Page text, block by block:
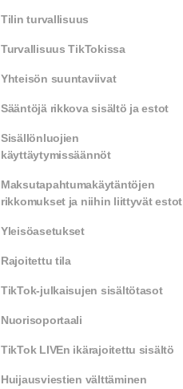
Tilin turvallisuus
Turvallisuus TikTokissa
Yhteisön suuntaviivat
Sääntöjä rikkova sisältö ja estot
Sisällönluojien
käyttäytymissäännöt
Maksutapahtumakäytäntöjen
rikkomukset ja niihin liittyvät estot
Yleisöasetukset
Rajoitettu tila
TikTok-julkaisujen sisältötasot
Nuorisoportaali
TikTok LIVEn ikärajoitettu sisältö
Huijausviestien välttäminen